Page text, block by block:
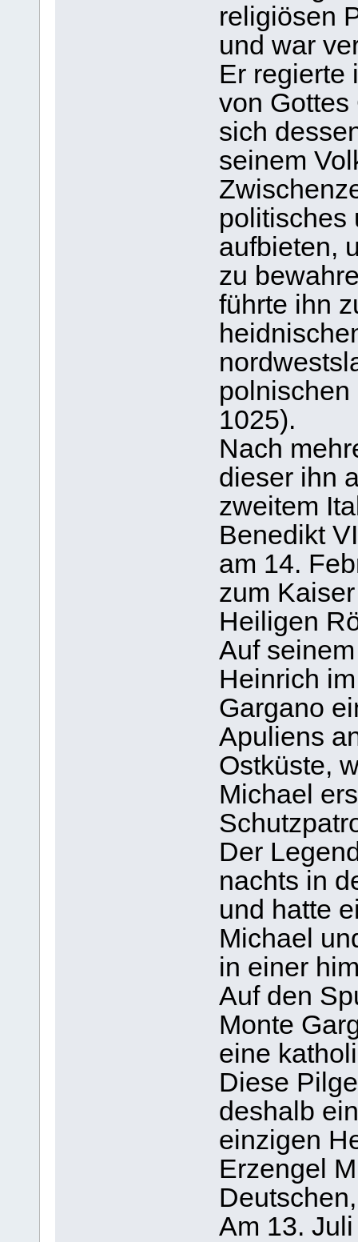
religiösen
und war
Er regierte
von
sich
seinem
politisches
aufbieten,
zu
führte ihn
1025).
Nach
dieser ihn
zweitem
Benedikt
am 14.
zum
Heiligen
Auf
Heinrich
Gargano
Apuliens
Ostküste,
Michael
Der
nachts in
und hatte
Michael
in einer
Auf den
Monte
eine
Diese
deshalb
einzigen
Erzengel
Am 13.